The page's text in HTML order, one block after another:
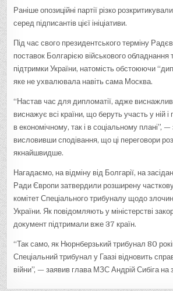
Раніше опозиційні партії різко
серед підписантів цієї ініціативи.
Під час свого президентського терміну
поставок Болгарією військового
підтримки України, натомість обстоюючи
яке не ухвалювала навіть сама Москва.
“Настав час для дипломатії, адже
виснажує всі країни, що беруть участь у ній
в економічному, так і в соціальному плані”,
висловивши сподівання, що ці переговори
якнайшвидше.
Нагадаємо, на відміну від Болгарії, на
Ради Європи затвердили розширену
комітет Спеціального трибуналу щодо
України. Як повідомляють у міністерстві
документ підтримали вже 37 країн.
“Так само, як Нюрнберзький трибунал 80
Спеціальний трибунал у Гаазі відновить
війни”, — заявив глава МЗС Андрій Сибіга на